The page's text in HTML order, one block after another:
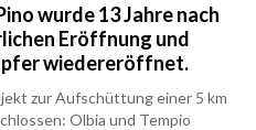
wurde 13 Jahre nach
Eröffnung und
wiedereröffnet.
zur Aufschüttung einer 5 km
Olbia und Tempio